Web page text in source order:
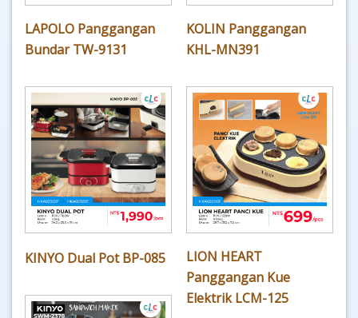
LAPOLO Panggangan
Bundar TW-9131
KOLIN Panggangan
KHL-MN391
KINYO Dual Pot BP-085
LION HEART
Panggangan Kue
Elektrik LCM-125